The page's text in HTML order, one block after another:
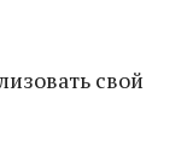
свой